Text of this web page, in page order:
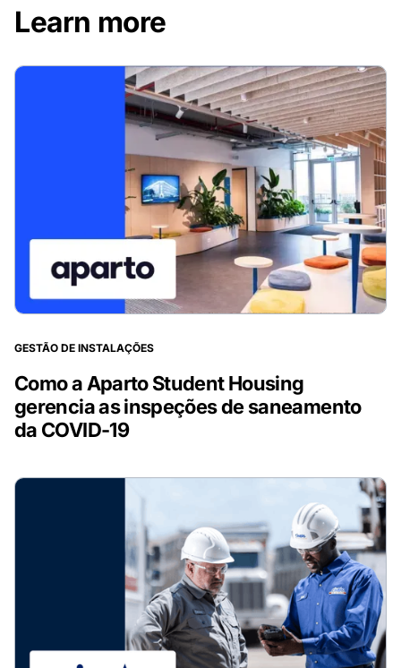
Learn more
GESTÃO DE INSTALAÇÕES
Como a Aparto Student Housing
gerencia as inspeções de saneamento
da COVID-19